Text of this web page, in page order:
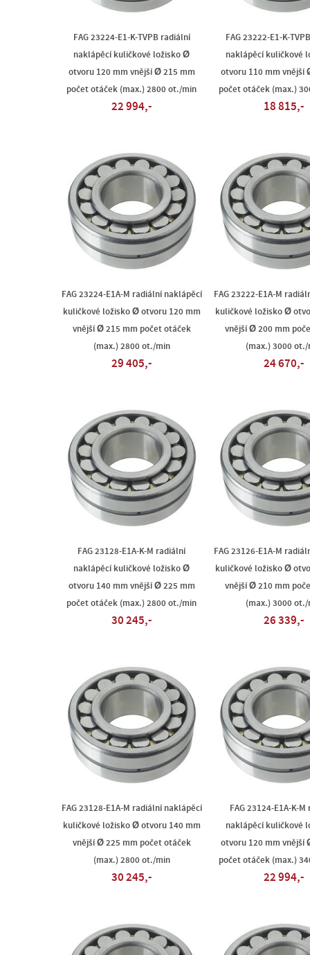
FAG 23224-E1-K-TVPB radiální
naklápěcí kuličkové ložisko Ø
otvoru 120 mm vnější Ø 215 mm
počet otáček (max.) 2800 ot./min
22 994,-
FAG 23222-E1-K-
naklápěcí kuličkové
otvoru 110 mm vnější
počet otáček (max.)
18 815,-
FAG 23224-E1A-M radiální naklápěcí
kuličkové ložisko Ø otvoru 120 mm
vnější Ø 215 mm počet otáček
(max.) 2800 ot./min
29 405,-
FAG 23222-E1A-M
kuličkové ložisko Ø
vnější Ø 200 mm
(max.) 3000 ot./
24 670,-
FAG 23128-E1A-K-M radiální
naklápěcí kuličkové ložisko Ø
otvoru 140 mm vnější Ø 225 mm
počet otáček (max.) 2800 ot./min
30 245,-
FAG 23126-E1A-M
kuličkové ložisko Ø
vnější Ø 210 mm
(max.) 3000 ot./
26 339,-
FAG 23128-E1A-M radiální naklápěcí
kuličkové ložisko Ø otvoru 140 mm
vnější Ø 225 mm počet otáček
(max.) 2800 ot./min
30 245,-
FAG 23124-E1A-K-
naklápěcí kuličkové
otvoru 120 mm vnější
počet otáček (max.)
22 994,-